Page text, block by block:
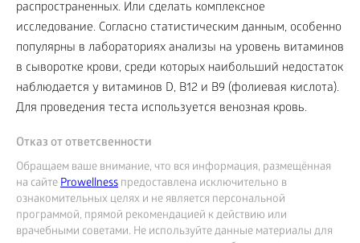
распространенных. Или сделать комплексное
исследование. Согласно статистическим данным, особенно
популярны в лабораториях анализы на уровень витаминов
в сыворотке крови, среди которых наибольший недостаток
наблюдается у витаминов D, B12 и B9 (фолиевая кислота).
Для проведения теста используется венозная кровь.
Отказ от ответсвенности
Обращаем ваше внимание, что вся информация, размещённая
на сайтеProwellness предоставлена исключительно в
ознакомительных целях и не является персональной
программой, прямой рекомендацией к действию или
врачебными советами. Не используйте данные материалы для